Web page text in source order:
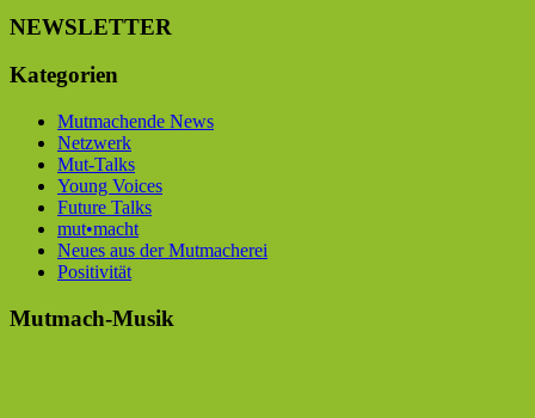
NEWSLETTER
Kategorien
Mutmachende News
Netzwerk
Mut-Talks
Young Voices
Future Talks
mut•macht
Neues aus der Mutmacherei
Positivität
Mutmach-Musik